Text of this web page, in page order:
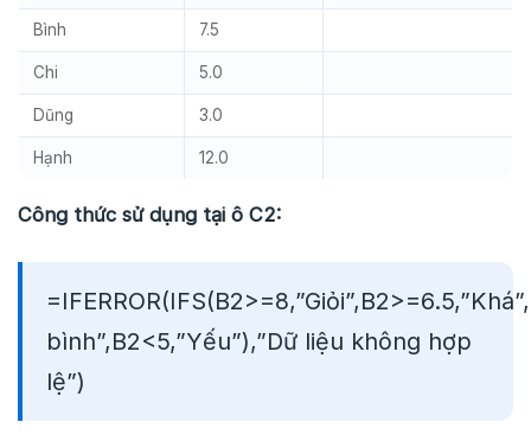
Bình 7.5
Chi 5.0
Dũng 3.0
Hạnh 12.0
Công thức sử dụng tại ô C2:
bình”,B2<5,”Yếu”),”Dữ liệu không hợp
lệ”)